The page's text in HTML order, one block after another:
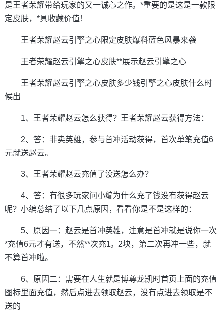
是王者荣耀带给玩家的又一诚心之作。*重要的是这是一款限
定皮肤，*具收藏价值！
王者荣耀赵云引擎之心限定皮肤爆料蓝色风暴来袭
王者荣耀赵云引擎之心皮肤**展示赵云引擎之心
王者荣耀赵云引擎之心皮肤多少钱引擎之心皮肤什么时
候出
1、王者荣耀赵云怎么获得？王者荣耀赵云获得方法：
2、答：非卖英雄，参与首冲活动获得，首次单笔充值6
元就送赵云。
3、王者荣耀赵云充值了没送怎么办？
4、答：有很多玩家问小编为什么充了钱没有获得赵云
呢？小编总结了以下几点原因，看看你是不是这样的：
5、原因一：赵云是首冲英雄，注意是首冲就是说你一次
*充值6元才有送，不然**次充1。2块，第二次再冲一些，就
不算首冲啦。
6、原因二：需要在人生就是博尊龙凯时首页上面的充值
图标里面充值，然后点进去领取赵云，没有点进去领取是不
送的